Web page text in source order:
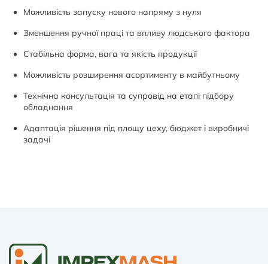
Можливість запуску нового напряму з нуля
Зменшення ручної праці та впливу людського фактора
Стабільна форма, вага та якість продукції
Можливість розширення асортименту в майбутньому
Технічна консультація та супровід на етапі підбору
обладнання
Адаптація рішення під площу цеху, бюджет і виробничі
задачі